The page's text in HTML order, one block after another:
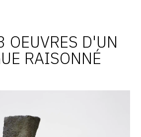
OEUVRES D'UN
RAISONNÉ